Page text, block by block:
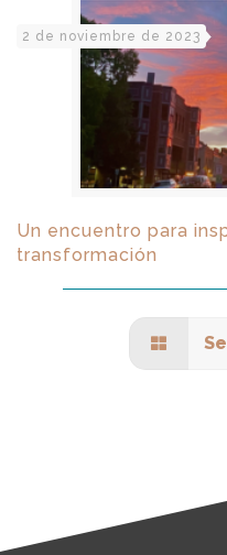
2 de noviembre de 2023
Un encuentro para
transformación